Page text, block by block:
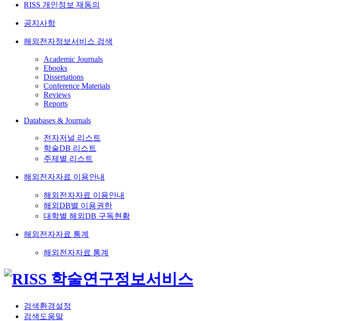
RISS 개인정보 재동의
공지사항
해외전자정보서비스 검색
Academic Journals
Ebooks
Dissertations
Conference Materials
Reviews
Reports
Databases & Journals
전자저널 리스트
학술DB 리스트
주제별 리스트
해외전자자료 이용안내
해외전자자료 이용안내
해외DB별 이용권한
대학별 해외DB 구독현황
해외전자자료 통계
해외전자자료 통계
검색환경설정
검색도움말